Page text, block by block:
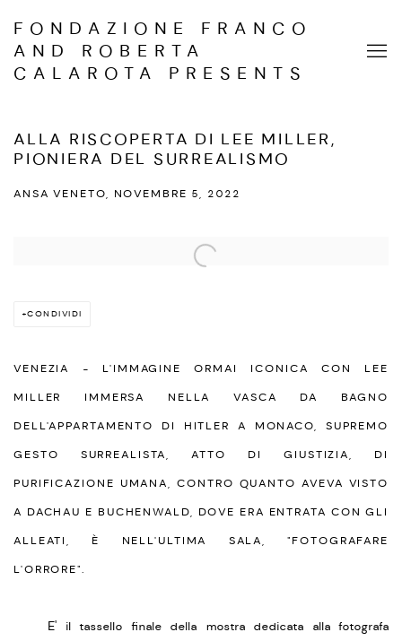
FONDAZIONE FRANCO
AND ROBERTA
CALAROTA PRESENTS
ALLA RISCOPERTA DI LEE MILLER,
PIONIERA DEL SURREALISMO
ANSA VENETO, NOVEMBRE 5, 2022
Open a larger version of the following image in a popup:
CONDIVIDI
VENEZIA - L'IMMAGINE ORMAI ICONICA CON LEE
MILLER IMMERSA NELLA VASCA DA BAGNO
DELL'APPARTAMENTO DI HITLER A MONACO, SUPREMO
GESTO SURREALISTA, ATTO DI GIUSTIZIA, DI
PURIFICAZIONE UMANA, CONTRO QUANTO AVEVA VISTO
A DACHAU E BUCHENWALD, DOVE ERA ENTRATA CON GLI
ALLEATI, È NELL'ULTIMA SALA, "FOTOGRAFARE
L'ORRORE".
E' il tassello finale della mostra dedicata alla fotografa